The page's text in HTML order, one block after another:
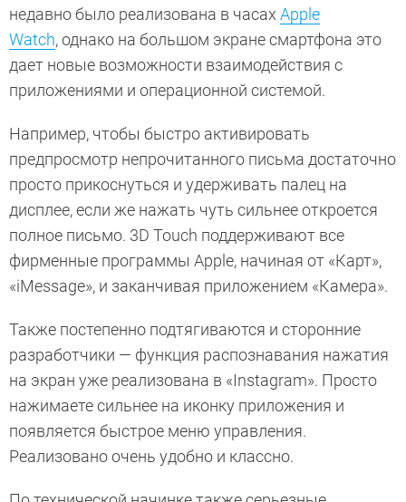
недавно было реализована в часах Apple
Watch, однако на большом экране смартфона это
дает новые возможности взаимодействия с
приложениями и операционной системой.
Например, чтобы быстро активировать
предпросмотр непрочитанного письма достаточно
просто прикоснуться и удерживать палец на
дисплее, если же нажать чуть сильнее откроется
полное письмо. 3D Touch поддерживают все
фирменные программы Apple, начиная от «Карт»,
«iMessage», и заканчивая приложением «Камера».
Также постепенно подтягиваются и сторонние
разработчики — функция распознавания нажатия
на экран уже реализована в «Instagram». Просто
нажимаете сильнее на иконку приложения и
появляется быстрое меню управления.
Реализовано очень удобно и классно.